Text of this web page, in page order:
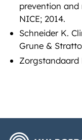
prevention and
NICE; 2014.
Schneider K.
Grune &
Zorgstandaard